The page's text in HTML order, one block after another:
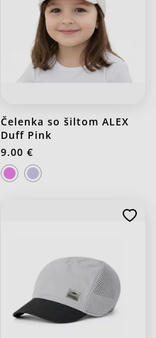
Čelenka so šiltom ALEX
Duff Pink
9.00 €